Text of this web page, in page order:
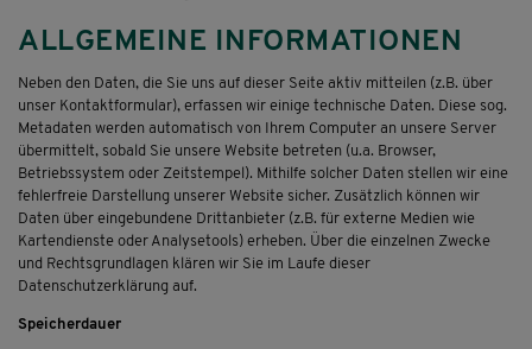
ALLGEMEINE INFORMATIONEN
Neben den Daten, die Sie uns auf dieser Seite aktiv mitteilen (z.B. über
unser Kontaktformular), erfassen wir einige technische Daten. Diese sog.
Metadaten werden automatisch von Ihrem Computer an unsere Server
übermittelt, sobald Sie unsere Website betreten (u.a. Browser,
Betriebssystem oder Zeitstempel). Mithilfe solcher Daten stellen wir eine
fehlerfreie Darstellung unserer Website sicher. Zusätzlich können wir
Daten über eingebundene Drittanbieter (z.B. für externe Medien wie
Kartendienste oder Analysetools) erheben. Über die einzelnen Zwecke
und Rechtsgrundlagen klären wir Sie im Laufe dieser
Datenschutzerklärung auf.
Speicherdauer